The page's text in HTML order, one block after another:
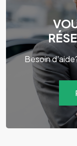
Besoin